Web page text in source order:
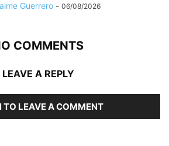
Guerrero - 06/08/2026
COMMENTS
LEAVE A REPLY
TO LEAVE A COMMENT